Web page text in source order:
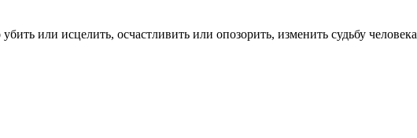
или исцелить, осчастливить или опозорить, изменить судьбу человека